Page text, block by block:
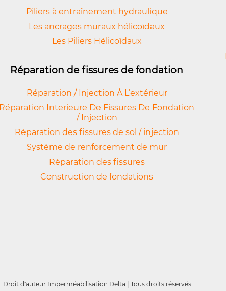
Piliers à entraînement hydraulique
Les ancrages muraux hélicoïdaux
Les Piliers Hélicoïdaux
Réparation de fissures de fondation
Réparation / Injection À L’extérieur
Réparation Interieure De Fissures De Fondation
/ Injection
Réparation des fissures de sol / injection
Système de renforcement de mur
Réparation des fissures
Construction de fondations
Droit d'auteur Imperméabilisation Delta | Tous droits réservés